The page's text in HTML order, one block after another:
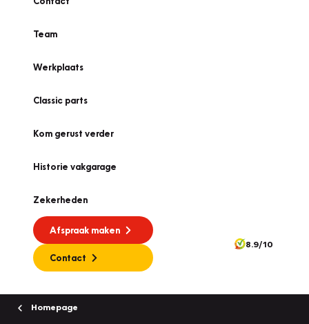
Team
Werkplaats
Classic parts
Kom gerust verder
Historie vakgarage
Zekerheden
Afspraak maken
Contact
8.9/10
Homepage